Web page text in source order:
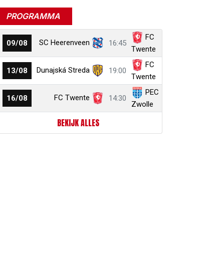
PROGRAMMA
09/08 SC Heerenveen 16:45
FC
Twente
13/08 Dunajská Streda 19:00
FC
Twente
16/08 FC Twente 14:30
PEC
Zwolle
BEKIJK ALLES